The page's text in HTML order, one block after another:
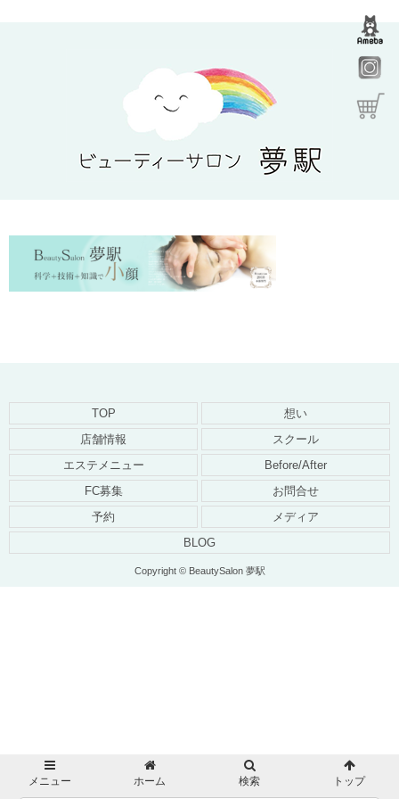
TOP
想い
店舗情報
スクール
エステメニュー
Before/After
FC募集
お問合せ
予約
メディア
BLOG
Copyright © BeautySalon 夢駅
メニュー ホーム 検索 トップ